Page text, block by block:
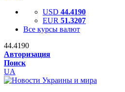
USD 44.4190
EUR 51.3207
Все курсы валют
44.4190
Авторизация
Поиск
UA